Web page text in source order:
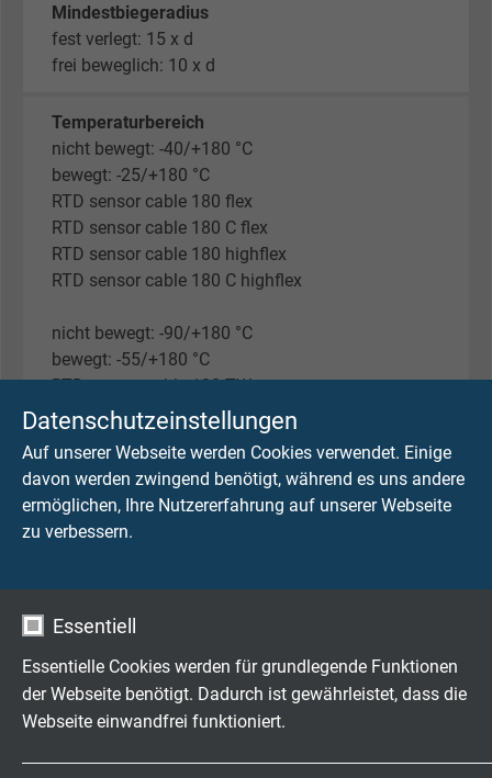
Datenschutzeinstellungen
Auf unserer Webseite werden Cookies verwendet. Einige
davon werden zwingend benötigt, während es uns andere
ermöglichen, Ihre Nutzererfahrung auf unserer Webseite
zu verbessern.
Essentiell
Essentielle Cookies werden für grundlegende Funktionen
der Webseite benötigt. Dadurch ist gewährleistet, dass die
Webseite einwandfrei funktioniert.
Mindestbiegeradius
fest verlegt: 15 x d
frei beweglich: 10 x d
Temperaturbereich
nicht bewegt: -40/+180 °C
bewegt: -25/+180 °C
RTD sensor cable 180 flex
RTD sensor cable 180 C flex
RTD sensor cable 180 highflex
RTD sensor cable 180 C highflex
nicht bewegt: -90/+180 °C
bewegt: -55/+180 °C
RTD sensor cable 180 TW
RTD sensor cable 180 C TW
nicht bewegt: -90/+250 °C
bewegt: -55/+250 °C
RTD sensor cable 250 TW
RTD sensor cable 250 C TW
gemäßRoHS-Richtlinie
ABMESSUNGEN